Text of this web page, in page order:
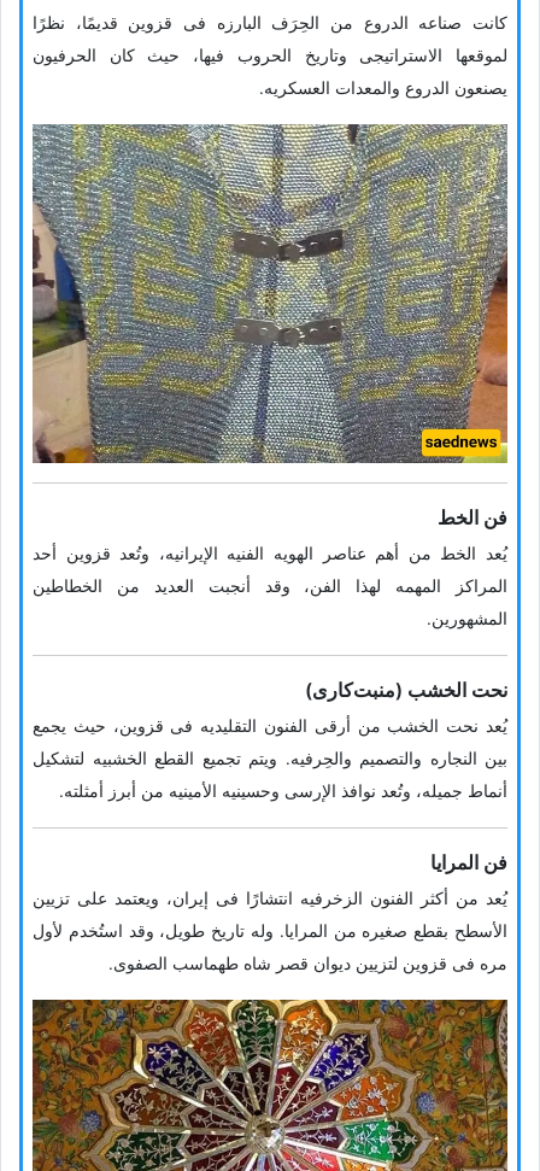
کانت صناعه الدروع من الحِرَف البارزه فی قزوین قدیمًا، نظرًا
لموقعها الاستراتیجی وتاریخ الحروب فیها، حیث کان الحرفیون
یصنعون الدروع والمعدات العسکریه.
فن الخط
یُعد الخط من أهم عناصر الهویه الفنیه الإیرانیه، وتُعد قزوین أحد
المراکز المهمه لهذا الفن، وقد أنجبت العدید من الخطاطین
المشهورین.
نحت الخشب (منبت‌کاری)
یُعد نحت الخشب من أرقى الفنون التقلیدیه فی قزوین، حیث یجمع
بین النجاره والتصمیم والحِرفیه. ویتم تجمیع القطع الخشبیه لتشکیل
أنماط جمیله، وتُعد نوافذ الإرسى وحسینیه الأمینیه من أبرز أمثلته.
فن المرایا
یُعد من أکثر الفنون الزخرفیه انتشارًا فی إیران، ویعتمد على تزیین
الأسطح بقطع صغیره من المرایا. وله تاریخ طویل، وقد استُخدم لأول
مره فی قزوین لتزیین دیوان قصر شاه طهماسب الصفوی.